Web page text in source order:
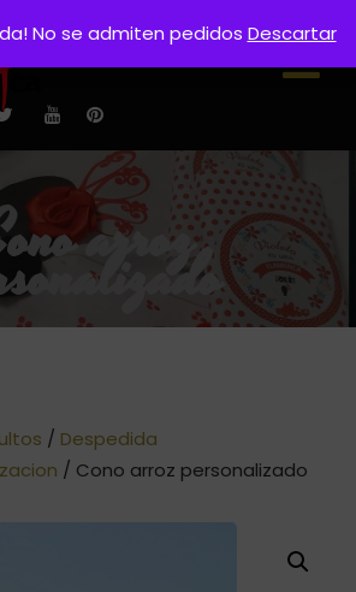
arroz
/ Despedida
/ Cono arroz personalizado
No se admiten pedidos Descartar